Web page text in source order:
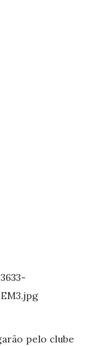
pelo clube